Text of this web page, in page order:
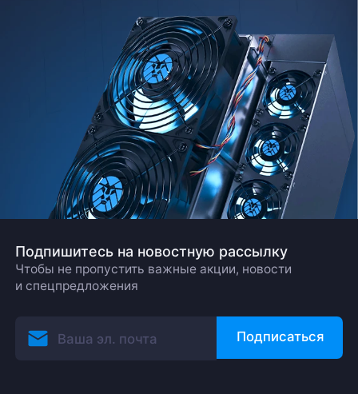
Подпишитесь на новостную рассылку
Чтобы не пропустить важные акции, новости
и спецпредложения
Подписаться